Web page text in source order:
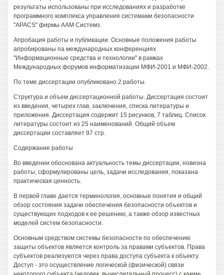
результаты использованы при исследованиях и разработке
программного комплекса управления системами безопасности
"APACS" фирмы ААМ Системз.
Апробация работы и публикации. Основные положения работы
апробированы па международных конференциях
"Информационные средства и технологии" в рамках
Международных форумов информатизации МФИ-2001 и МФИ-2002.
По теме диссертации опубликовано 2 работы.
Структура и объем диссертационной работы. Диссертация состоит
из введения, четырех глав, заключения, списка литературы и
приложения. Диссертация содержит 15 рисунков, 7 таблиц. Список
литературы состоит из 25 наименований. Общий объем
диссертации составляет 97 стр.
Содержание работы
Во введении обоснована актуальность темы диссертации, новизна
работы, сформулированы цель, задачи исследования, показана
практическая ценность.
В первой главе дается терминология, основные понятия и общий
обзор состояния задачи обеспечения безопасности объектов и
существующих подходов к ее решению, а также обзор известных
моделей систем безопасности.
Основным средством системы безопасности по обеспечению
защиты объектов является контроль за правами субъектов. Права
субъектов реализуются через права доступа субъекта к объекту.
Доступ - это осуществление логической (физической) связи